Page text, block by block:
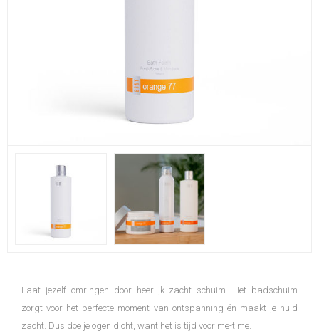
Laat jezelf omringen door heerlijk zacht schuim. Het badschuim
zorgt voor het perfecte moment van ontspanning én maakt je huid
zacht. Dus doe je ogen dicht, want het is tijd voor me-time.